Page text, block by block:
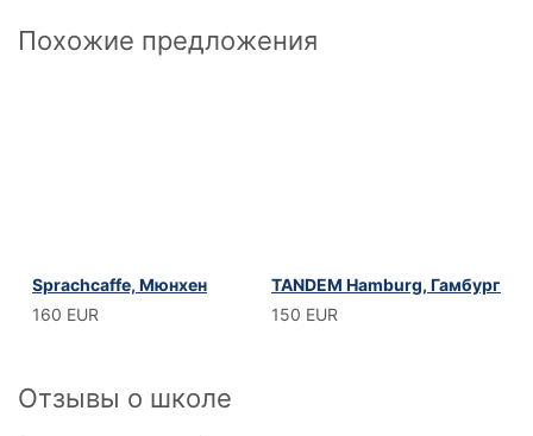
Похожие предложения
Sprachcaffe, Мюнхен
160 EUR
TANDEM Hamburg, Гамбург
150 EUR
Отзывы о школе